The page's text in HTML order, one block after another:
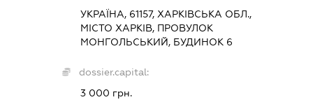
УКРАЇНА, 61157, ХАРКІВСЬКА ОБЛ.,
МІСТО ХАРКІВ, ПРОВУЛОК
МОНГОЛЬСЬКИЙ, БУДИНОК 6
dossier.capital:
3 000 грн.